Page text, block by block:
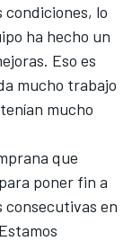
condiciones, lo
ha hecho un
Eso es
mucho trabajo
mucho
que
poner fin a
consecutivas en